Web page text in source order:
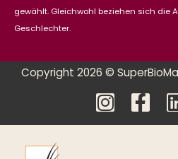
gewählt. Gleichwohl beziehen sich die
Geschlechter.
Copyright 2026 ©